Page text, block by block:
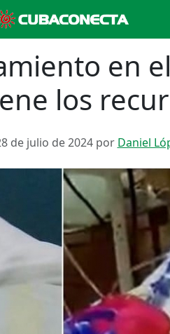
en
los
de julio de 2024 por Daniel